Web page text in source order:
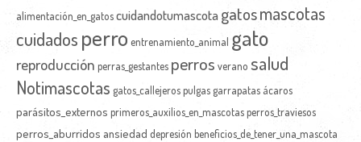
alimentación_en_gatoscuidandotumascota gatosmascotas
cuidados perro entrenamiento_animal gato
reproducción perras_gestantes perros verano salud
Notimascotas gatos_callejerospulgas garrapatas ácaros
parásitos_externos primeros_auxilios_en_mascotasperros_traviesos
perros_aburridos ansiedad depresión beneficios_de_tener_una_mascota